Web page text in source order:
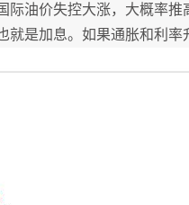
际油价失控大涨，大概率
就是加息。如果通胀和利